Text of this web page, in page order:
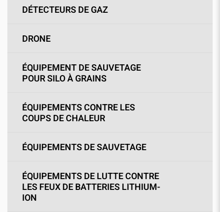
DÉTECTEURS DE GAZ
DRONE
ÉQUIPEMENT DE SAUVETAGE
POUR SILO À GRAINS
ÉQUIPEMENTS CONTRE LES
COUPS DE CHALEUR
ÉQUIPEMENTS DE SAUVETAGE
ÉQUIPEMENTS DE LUTTE CONTRE
LES FEUX DE BATTERIES LITHIUM-
ION